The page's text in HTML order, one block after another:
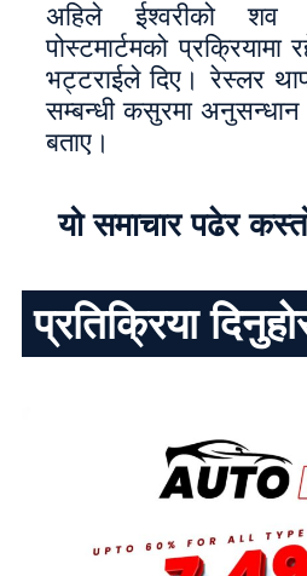
अहिले ईश्वरीको शव
पोस्टमार्टमको प्रक्रियामा
भट्टराईले दिए। रेस्लर
सम्बन्धी कसुरमा
बताए।
यो समाचार पढेर
प्रतिक्रिया